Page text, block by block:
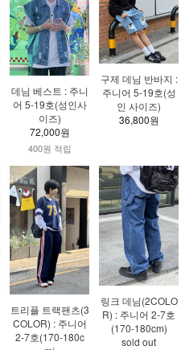
데님 베스트 : 주니
어 5-19호(성인사
이즈)
72,000원
400원 적립
구제 데님 반바지 :
주니어 5-19호(성
인 사이즈)
36,800원
트리플 트랙팬츠(3
COLOR) : 주니어
2-7호(170-180c
링크 데님(2COLO
R) : 주니어 2-7호
(170-180cm)
sold out